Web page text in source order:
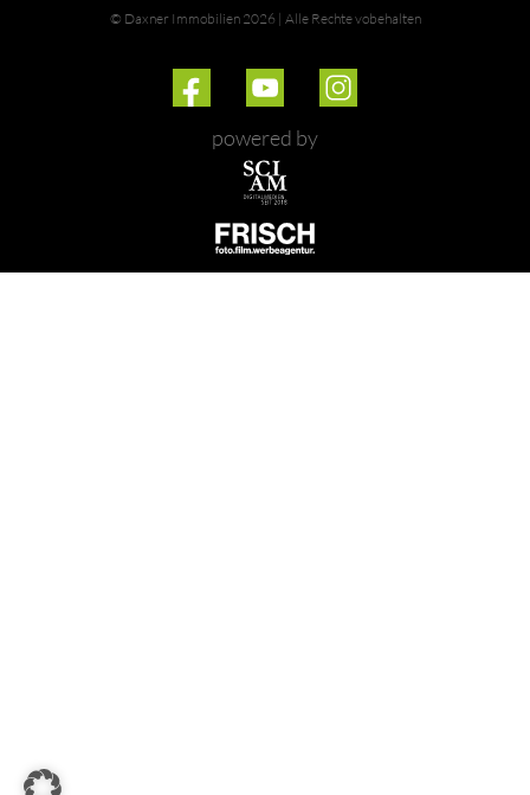
© Daxner Immobilien 2026 | Alle Rechte vobehalten
powered by